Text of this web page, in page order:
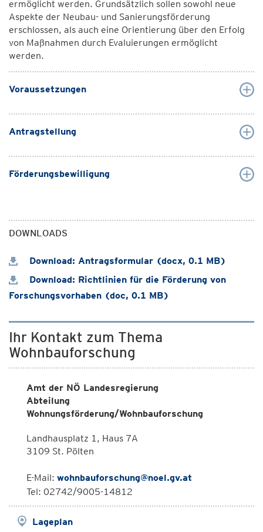
ermöglicht werden. Grundsätzlich sollen sowohl neue
Aspekte der Neubau- und Sanierungsförderung
erschlossen, als auch eine Orientierung über den Erfolg
von Maßnahmen durch Evaluierungen ermöglicht
werden.
Voraussetzungen
Antragstellung
Förderungsbewilligung
DOWNLOADS
Download: Antragsformular (docx, 0.1 MB)
Download: Richtlinien für die Förderung von
Forschungsvorhaben (doc, 0.1 MB)
Ihr Kontakt zum Thema
Wohnbauforschung
Amt der NÖ Landesregierung
Abteilung
Wohnungsförderung/Wohnbauforschung
Landhausplatz 1, Haus 7A
3109 St. Pölten
E-Mail: wohnbauforschung@noel.gv.at
Tel: 02742/9005-14812
Lageplan